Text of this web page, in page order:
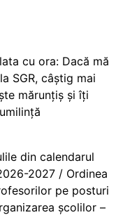
cu ora: Dacă mă
SGR, câștig mai
mărunțiș și îți
din calendarul
2027 / Ordinea
pe posturi
școlilor –